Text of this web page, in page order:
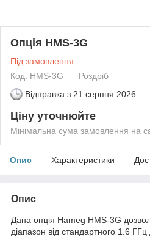
Опція HMS-3G
Під замовлення
Код: HMS-3G
Роздріб
Відправка з 21 серпня 2026
Ціну уточнюйте
Мінімальна сума замовлення на
Опис Характеристики
Опис
Дана опція Hameg HMS-3G
діапазон від стандартного 1.6